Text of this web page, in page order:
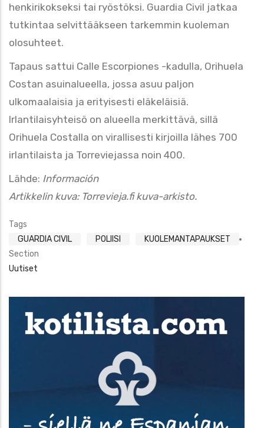
henkirikokseksi tai ryöstöksi. Guardia Civil jatkaa
tutkintaa selvittääkseen tarkemmin kuoleman
olosuhteet.
Tapaus sattui Calle Escorpiones -kadulla, Orihuela
Costan asuinalueella, jossa asuu paljon
ulkomaalaisia ja erityisesti eläkeläisiä.
Irlantilaisyhteisö on alueella merkittävä, sillä
Orihuela Costalla on virallisesti kirjoilla lähes 700
irlantilaista ja Torreviejassa noin 400.
Lähde: Información
Artikkelin kuva: Torrevieja.fi kuva-arkisto.
Tags
GUARDIA CIVIL
POLIISI
KUOLEMANTAPAUKSET
Section
Uutiset